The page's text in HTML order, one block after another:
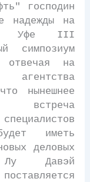
господин
надежды на
в Уфе III
симпозиум
отвечая на
агентства
нынешнее
встреча
иметь
деловых
Лу Давэй